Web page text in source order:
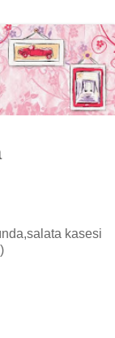
kasesi